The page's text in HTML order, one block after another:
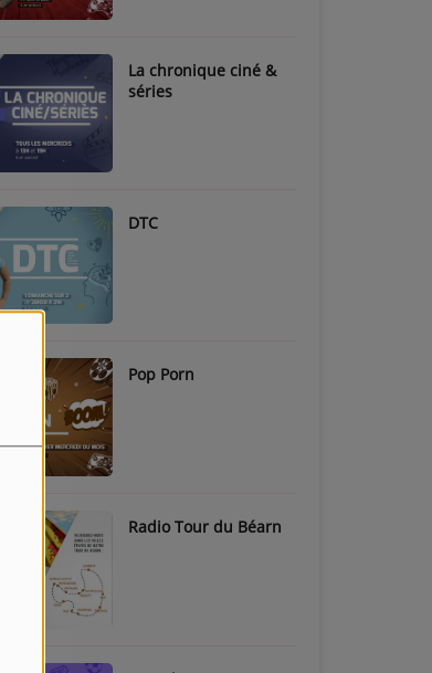
La chronique ciné &
séries
DTC
Pop Porn
Radio Tour du Béarn